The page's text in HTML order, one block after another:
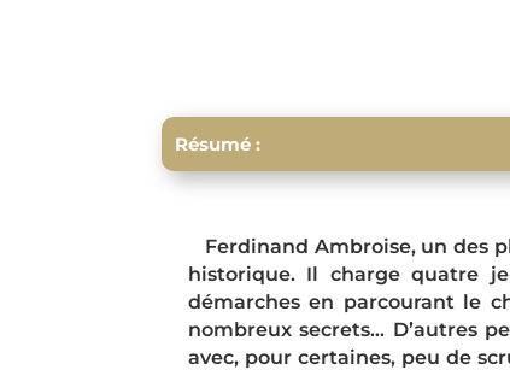
Résumé :
Ferdinand Ambroise, un des
historique. Il charge quatre
démarches en parcourant le
nombreux secrets… D’autres
avec, pour certaines, peu de